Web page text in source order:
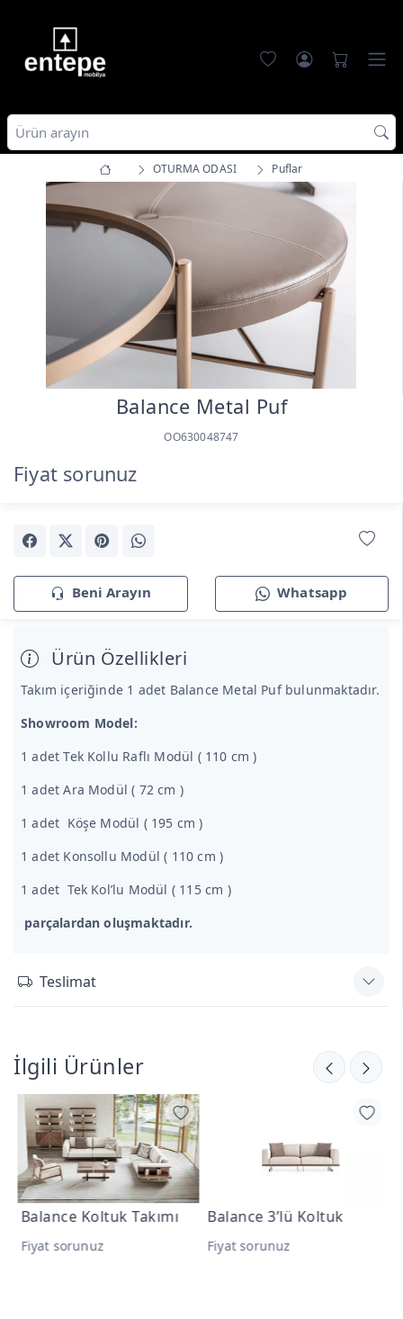
OTURMA ODASI Puflar
Balance Metal Puf
OO630048747
Fiyat sorunuz
Beni Arayın Whatsapp
Ürün Özellikleri
Takım içeriğinde 1 adet Balance Metal Puf bulunmaktadır.
Showroom Model:
1 adet Tek Kollu Raflı Modül ( 110 cm )
1 adet Ara Modül ( 72 cm )
1 adet Köşe Modül ( 195 cm )
1 adet Konsollu Modül ( 110 cm )
1 adet Tek Kol’lu Modül ( 115 cm )
parçalardan oluşmaktadır.
Teslimat
İlgili Ürünler
Balance Koltuk Takımı
Fiyat sorunuz
Balance 3’lü Koltuk
Fiyat sorunuz